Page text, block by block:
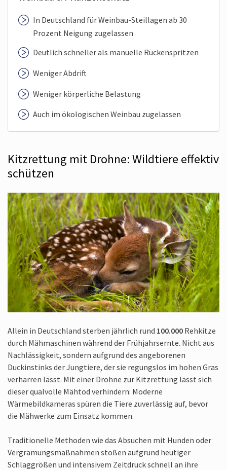
In Deutschland für Weinbau-Steillagen ab 30
Prozent Neigung zugelassen
Deutlich schneller als manuelle Rückenspritzen
Weniger Abdrift
Weniger körperliche Belastung
Auch im ökologischen Weinbau zugelassen
Kitzrettung mit Drohne: Wildtiere effektiv
schützen
Allein in Deutschland sterben jährlich rund 100.000 Rehkitze
durch Mähmaschinen während der Frühjahrsernte. Nicht aus
Nachlässigkeit, sondern aufgrund des angeborenen
Duckinstinks der Jungtiere, der sie regungslos im hohen Gras
verharren lässt. Mit einer Drohne zur Kitzrettung lässt sich
dieser qualvolle Mähtod verhindern: Moderne
Wärmebildkameras spüren die Tiere zuverlässig auf, bevor
die Mähwerke zum Einsatz kommen.
Traditionelle Methoden wie das Absuchen mit Hunden oder
Vergrämungs­maßnahmen stoßen aufgrund heutiger
Schlaggrößen und intensivem Zeitdruck schnell an ihre